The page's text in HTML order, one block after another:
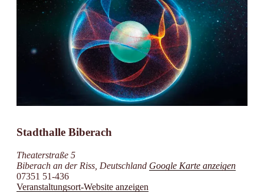
Stadthalle Biberach
Theaterstraße 5
Biberach an der Riss Deutschland Google Karte anzeigen
07351 51-436
Veranstaltungsort-Website anzeigen